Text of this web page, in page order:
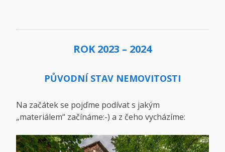
ROK 2023 – 2024
PŮVODNÍ STAV NEMOVITOSTI
Na začátek se pojďme podívat s jakým
„materiálem“ začínáme:-) a z čeho vycházíme: